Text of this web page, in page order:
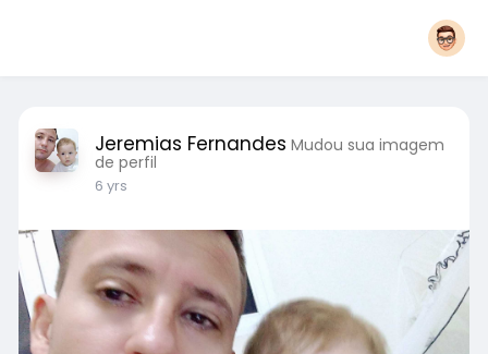
Jeremias Fernandes Mudou sua imagem
de perfil
6 yrs